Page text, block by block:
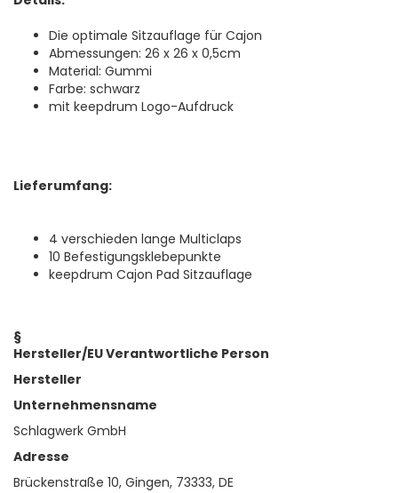
Die optimale Sitzauflage für Cajon
Abmessungen: 26 x 26 x 0,5cm
Material: Gummi
Farbe: schwarz
mit keepdrum Logo-Aufdruck
Lieferumfang:
4 verschieden lange Multiclaps
10 Befestigungsklebepunkte
keepdrum Cajon Pad Sitzauflage
§
Hersteller/EU Verantwortliche Person
Hersteller
Unternehmensname
Schlagwerk GmbH
Adresse
Brückenstraße 10, Gingen, 73333, DE